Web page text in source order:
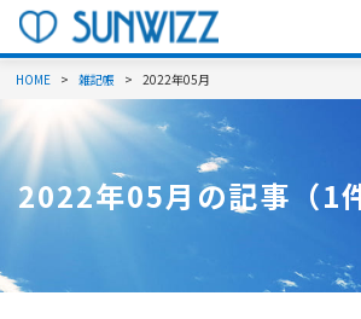
HOME 雑記帳 2022年05月
2022年05月の記事（1件